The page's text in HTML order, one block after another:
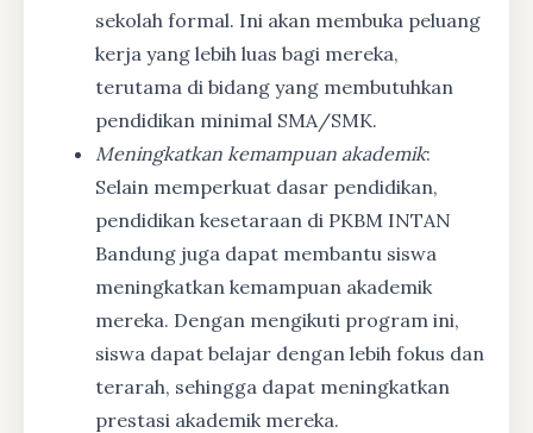
sekolah formal. Ini akan membuka peluang
kerja yang lebih luas bagi mereka,
terutama di bidang yang membutuhkan
pendidikan minimal SMA/SMK.
Meningkatkan kemampuan akademik:
Selain memperkuat dasar pendidikan,
pendidikan kesetaraan di PKBM INTAN
Bandung juga dapat membantu siswa
meningkatkan kemampuan akademik
mereka. Dengan mengikuti program ini,
siswa dapat belajar dengan lebih fokus dan
terarah, sehingga dapat meningkatkan
prestasi akademik mereka.